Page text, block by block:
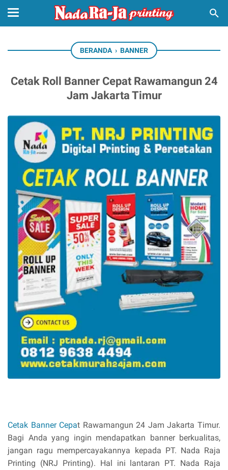
BERANDA › BANNER
Cetak Roll Banner Cepat Rawamangun 24
Jam Jakarta Timur
Cetak Banner Cepat Rawamangun 24 Jam Jakarta Timur.
Bagi Anda yang ingin mendapatkan banner berkualitas,
jangan ragu mempercayakannya kepada PT. Nada Raja
Printing (NRJ Printing). Hal ini lantaran PT. Nada Raja